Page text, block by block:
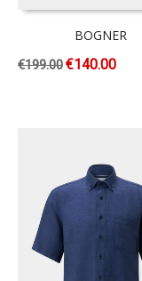
BOGNER
€199.00€140.00